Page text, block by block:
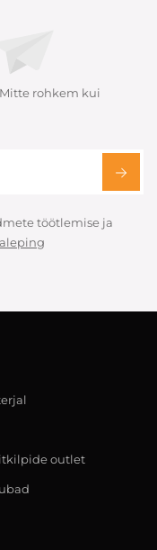
rohkem kui
töötlemise ja
outlet